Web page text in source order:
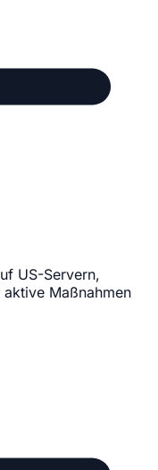
US-Servern,
Maßnahmen